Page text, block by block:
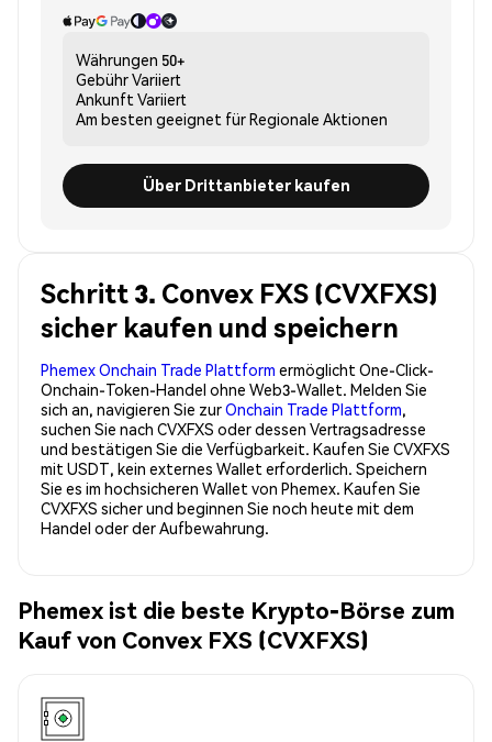
Währungen 50+
GebührVariiert
Ankunft Variiert
Am besten geeignet fürRegionale Aktionen
Über Drittanbieter kaufen
Schritt 3. Convex FXS (CVXFXS)
sicher kaufen und speichern
Phemex Onchain Trade Plattform ermöglicht One-Click-
Onchain-Token-Handel ohne Web3-Wallet. Melden Sie
sich an, navigieren Sie zurOnchain Trade Plattform,
suchen Sie nach CVXFXS oder dessen Vertragsadresse
und bestätigen Sie die Verfügbarkeit. Kaufen Sie CVXFXS
mit USDT, kein externes Wallet erforderlich. Speichern
Sie es im hochsicheren Wallet von Phemex. Kaufen Sie
CVXFXS sicher und beginnen Sie noch heute mit dem
Handel oder der Aufbewahrung.
Phemex ist die beste Krypto-Börse zum
Kauf von Convex FXS (CVXFXS)